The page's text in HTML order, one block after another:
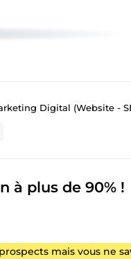
Digital (Website -
à plus de 90% !
mais vous ne